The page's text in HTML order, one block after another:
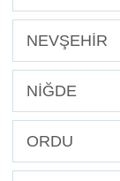
NEVŞEHİR
NİĞDE
ORDU